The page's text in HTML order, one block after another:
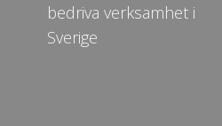
bedriva verksamhet i
Sverige